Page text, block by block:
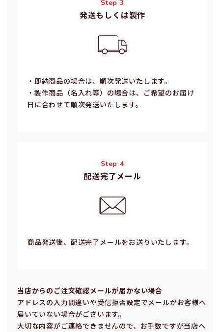
Step 3
発送もしくは製作
・即納商品の場合は、順次発送いたします。
・製作商品（名⼊れ等）の場合は、ご希望のお届け
⽇に合わせて順次発送いたします。
Step 4
配送完了メール
商品発送後、配送完了メールをお送りいたします。
当店からのご注⽂確認メールが届かない場合
アドレスの⼊⼒間違いや受信拒否設定でメールがお客様へ
届いていない場合がございます。
⼤切な内容がご連絡できませんので、お⼿数ですが当店へ